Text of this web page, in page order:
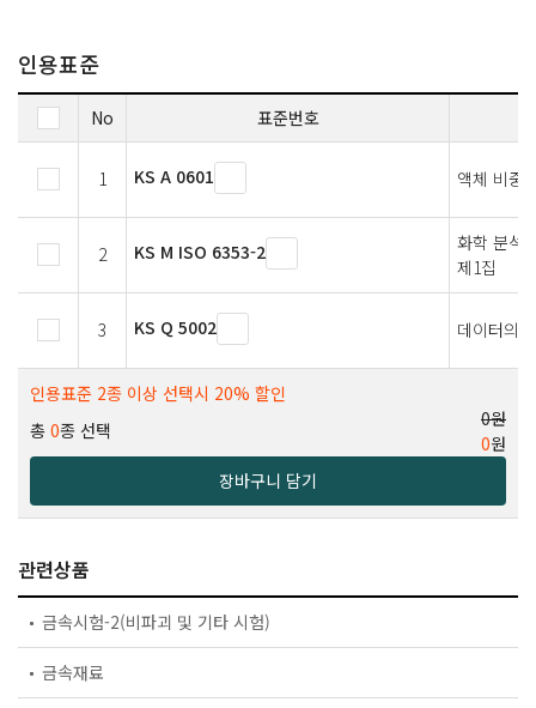
인용표준
No 표준번호
1 KS A 0601 액체 비중
2 KS M ISO 6353-2
화학 분석
제1집
3 KS Q 5002 데이터의
인용표준 2종 이상 선택시 20% 할인
총 0종 선택
0원
0원
장바구니 담기
관련상품
금속시험-2(비파괴 및 기타 시험)
금속재료